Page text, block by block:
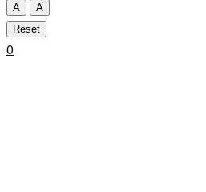
A
A
Reset
0